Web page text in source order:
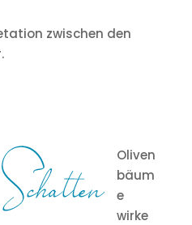
zwischen den
Oliven
bäum
e
wirke